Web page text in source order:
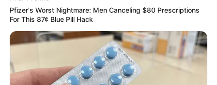
Etsy
Pfizer's Worst Nightmare: Men Canceling $80 Prescriptions
For This 87¢ Blue Pill Hack